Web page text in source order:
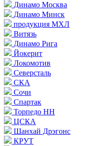
Динамо Москва
Динамо Минск
продукция МХЛ
Витязь
Динамо Рига
Йокерит
Локомотив
Северсталь
СКА
Сочи
Спартак
Торпедо НН
ЦСКА
Шанхай Дрэгонс
КРУТ